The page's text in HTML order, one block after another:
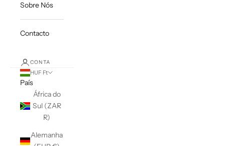
Sobre Nós
Contacto
CONTA
HUF Ft
País
África do
Sul (ZAR
R)
Alemanha